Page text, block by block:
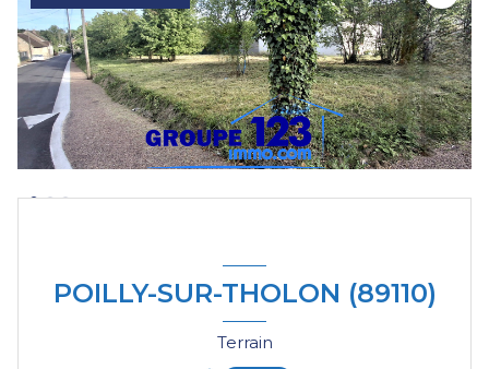
POILLY-SUR-THOLON (89110)
Terrain